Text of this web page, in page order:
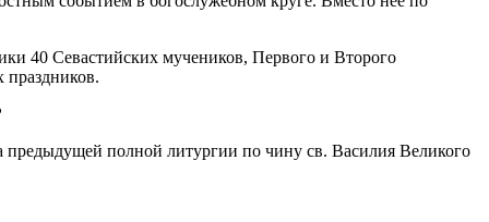
40 Севастийских мучеников, Первого и Второго
полной литургии по чину св. Василия Великого